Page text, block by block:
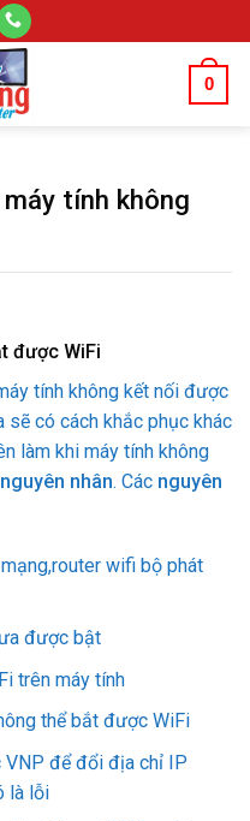
0
tính không
được WiFi
tính không kết nối được
sẽ có cách khắc phục khác
làm khi máy tính không
nhân. Các nguyên
wifi bộ phát
được bật
trên máy tính
thể bắt được WiFi
VNP để đổi địa chỉ IP
là lỗi